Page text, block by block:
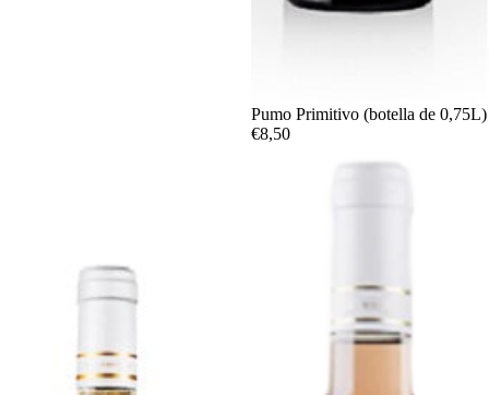
Agotado
Pumo Primitivo (botella de 0,75L)
€8,50